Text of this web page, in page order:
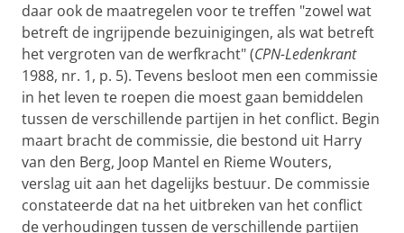
daar ook de maatregelen voor te treffen "zowel wat
betreft de ingrijpende bezuinigingen, als wat betreft
het vergroten van de werfkracht" (CPN-Ledenkrant
1988, nr. 1, p. 5). Tevens besloot men een commissie
in het leven te roepen die moest gaan bemiddelen
tussen de verschillende partijen in het conflict. Begin
maart bracht de commissie, die bestond uit Harry
van den Berg, Joop Mantel en Rieme Wouters,
verslag uit aan het dagelijks bestuur. De commissie
constateerde dat na het uitbreken van het conflict
de verhoudingen tussen de verschillende partijen